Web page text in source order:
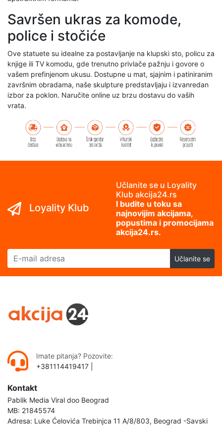
Savršen ukras za komode,
police i stočiće
Ove statuete su idealne za postavljanje na klupski sto, policu za
knjige ili TV komodu, gde trenutno privlače pažnju i govore o
vašem prefinjenom ukusu. Dostupne u mat, sjajnim i patiniranim
završnim obradama, naše skulpture predstavljaju i izvanredan
izbor za poklon. Naručite online uz brzu dostavu do vaših
vrata.
Loyality Klub
Učlanite se u Loyality
Klub akcija24.rs
I budite u toku sa
najnovijim akcijama,
popustima i promocijama
akcija24.rs.
E-mail adresa
Učlanite se
Imate pitanja? Pozovite:
+381114419417
Kontakt
Pablik Media Viral doo Beograd
MB: 21845574
Adresa: Luke Ćelovića Trebinjca 11 A/8/803, Beograd -Savski